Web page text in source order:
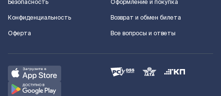
Безопасность
Конфиденциальность
Оферта
Оформление и покупка
Возврат и обмен билета
Все вопросы и ответы